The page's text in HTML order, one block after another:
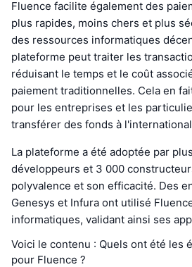
Fluence facilite également des
plus rapides, moins chers et plus
des ressources informatiques
plateforme peut traiter les
réduisant le temps et le coût
paiement traditionnelles. Cela en
pour les entreprises et les
transférer des fonds à
La plateforme a été adoptée par
développeurs et 3 000
polyvalence et son efficacité. Des
Genesys et Infura ont utilisé
informatiques, validant ainsi ses
Voici le contenu : Quels ont été les
pour Fluence ?